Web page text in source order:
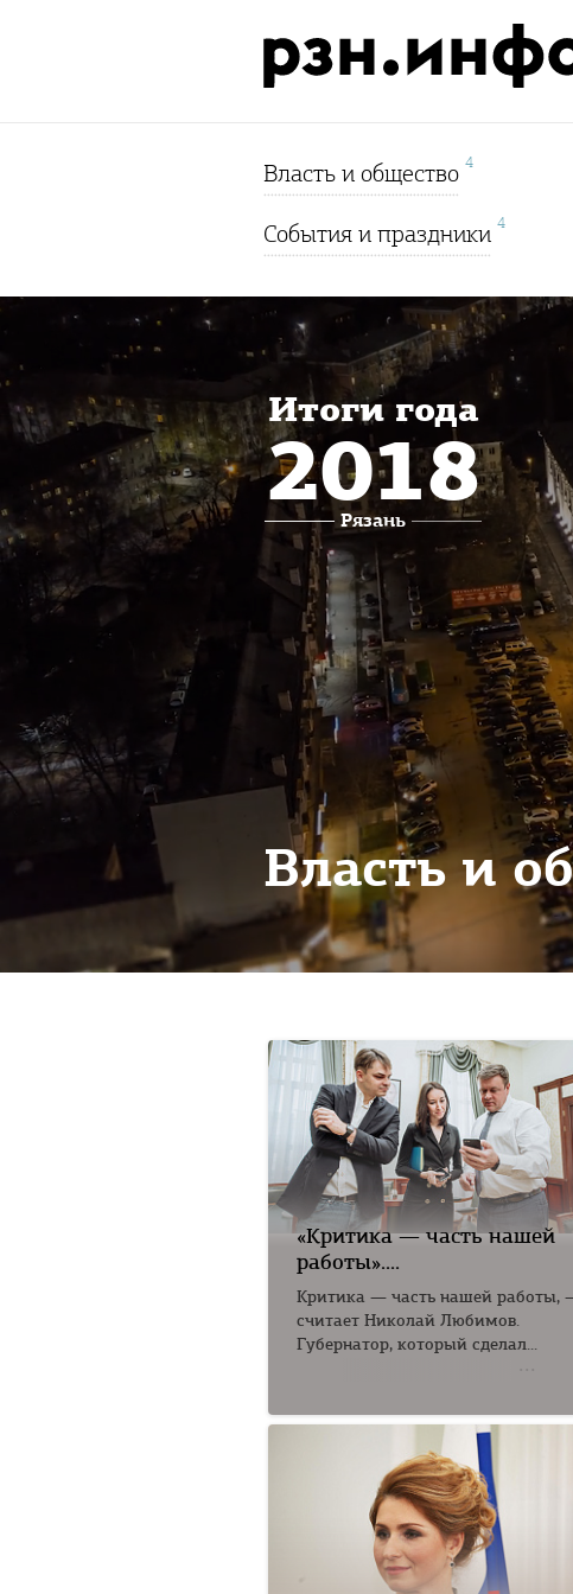
Власть и общество 4
События и праздники 4
Итоги года
2018
Рязань
Власть и
«Критика — часть нашей
работы»....
Критика — часть нашей работы,
считает Николай Любимов.
Губернатор, который сделал...